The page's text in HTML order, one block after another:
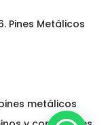
Pines Metálicos
metálicos